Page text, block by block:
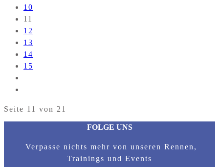
10
11
12
13
14
15
Seite 11 von 21
FOLGE UNS
Verpasse nichts mehr von unseren Rennen,
Trainings und Events